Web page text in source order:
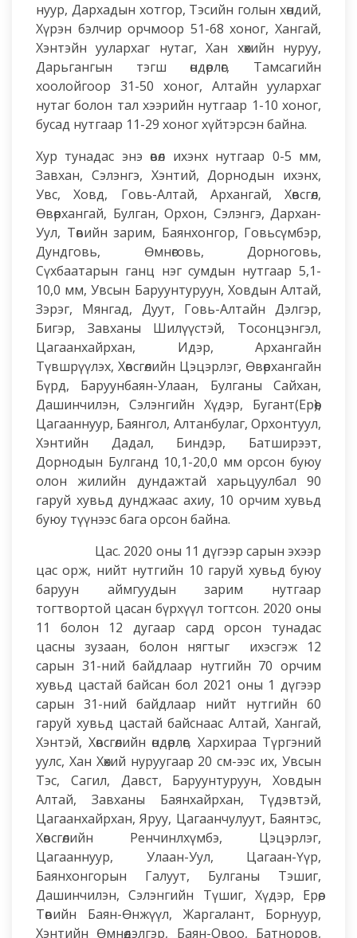
нуур, Дархадын хотгор, Тэсийн голын хөндий,
Хүрэн бэлчир орчмоор 51-68 хоног, Хангай,
Хэнтэйн уулархаг нутаг, Хан хөхийн нуруу,
Дарьгангын тэгш өндөрлөг, Тамсагийн
хоолойгоор 31-50 хоног, Алтайн уулархаг
нутаг болон тал хээрийн нутгаар 1-10 хоног,
бусад нутгаар 11-29 хоног хүйтэрсэн байна.
Хур тунадас энэ өвөл ихэнх нутгаар 0-5 мм,
Завхан, Сэлэнгэ, Хэнтий, Дорнодын ихэнх,
Увс, Ховд, Говь-Алтай, Архангай, Хөвсгөл,
Өвөрхангай, Булган, Орхон, Сэлэнгэ, Дархан-
Уул, Төвийн зарим, Баянхонгор, Говьсүмбэр,
Дундговь, Өмнөговь, Дорноговь,
Сүхбаатарын ганц нэг сумдын нутгаар 5,1-
10,0 мм, Увсын Баруунтуруун, Ховдын Алтай,
Зэрэг, Мянгад, Дуут, Говь-Алтайн Дэлгэр,
Бигэр, Завханы Шилүүстэй, Тосонцэнгэл,
Цагаанхайрхан, Идэр, Архангайн
Түвшрүүлэх, Хөвсгөлийн Цэцэрлэг, Өвөрхангайн
Бүрд, Баруунбаян-Улаан, Булганы Сайхан,
Дашинчилэн, Сэлэнгийн Хүдэр, Бугант(Ерөө),
Цагааннуур, Баянгол, Алтанбулаг, Орхонтуул,
Хэнтийн Дадал, Биндэр, Батширээт,
Дорнодын Булганд 10,1-20,0 мм орсон буюу
олон жилийн дундажтай харьцуулбал 90
гаруй хувьд дунджаас ахиу, 10 орчим хувьд
буюу түүнээс бага орсон байна.
Цас. 2020 оны 11 дүгээр сарын эхээр
цас орж, нийт нутгийн 10 гаруй хувьд буюу
баруун аймгуудын зарим нутгаар
тогтвортой цасан бүрхүүл тогтсон. 2020 оны
11 болон 12 дугаар сард орсон тунадас
цасны зузаан, болон нягтыг ихэсгэж 12
сарын 31-ний байдлаар нутгийн 70 орчим
хувьд цастай байсан бол 2021 оны 1 дүгээр
сарын 31-ний байдлаар нийт нутгийн 60
гаруй хувьд цастай байснаас Алтай, Хангай,
Хэнтэй, Хөвсгөлийн өндөрлөг, Хархираа Түргэний
уулс, Хан Хөхий нуруугаар 20 см-ээс их, Увсын
Тэс, Сагил, Давст, Баруунтуруун, Ховдын
Алтай, Завханы Баянхайрхан, Түдэвтэй,
Цагаанхайрхан, Яруу, Цагаанчулуут, Баянтэс,
Хөвсгөлийн Ренчинлхүмбэ, Цэцэрлэг,
Цагааннуур, Улаан-Уул, Цагаан-Үүр,
Баянхонгорын Галуут, Булганы Тэшиг,
Дашинчилэн, Сэлэнгийн Түшиг, Хүдэр, Ерөө,
Төвийн Баян-Өнжүүл, Жаргалант, Борнуур,
Хэнтийн Өмнөдэлгэр, Баян-Овоо, Батноров,